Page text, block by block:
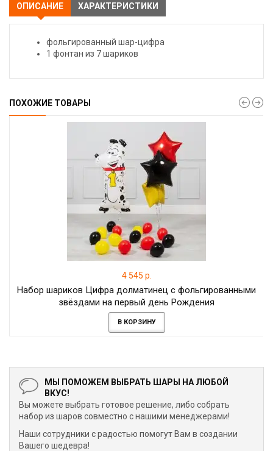
ОПИСАНИЕ ХАРАКТЕРИСТИКИ
фольгированный шар-цифра
1 фонтан из 7 шариков
ПОХОЖИЕ ТОВАРЫ
4 545 р.
Набор шариков Цифра долматинец с фольгированными
звёздами на первый день Рождения
В КОРЗИНУ
МЫ ПОМОЖЕМ ВЫБРАТЬ ШАРЫ НА ЛЮБОЙ
ВКУС!
Вы можете выбрать готовое решение, либо собрать
набор из шаров совместно с нашими менеджерами!
Наши сотрудники с радостью помогут Вам в создании
Вашего шедевра!